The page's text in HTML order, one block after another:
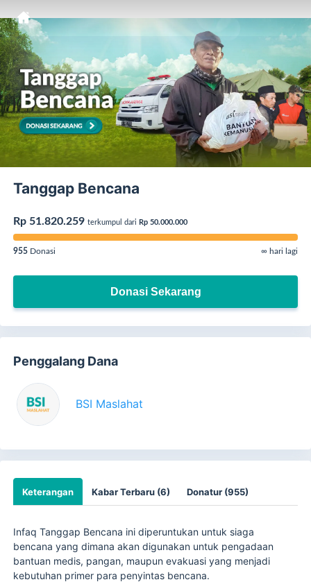
Tanggap Bencana
Rp 51.820.259 terkumpul dari Rp 50.000.000
955 Donasi ∞ hari lagi
Donasi Sekarang
Penggalang Dana
BSI Maslahat
Keterangan Kabar Terbaru (6) Donatur (955)
Infaq Tanggap Bencana ini diperuntukan untuk siaga
bencana yang dimana akan digunakan untuk pengadaan
bantuan medis, pangan, maupun evakuasi yang menjadi
kebutuhan primer para penyintas bencana.